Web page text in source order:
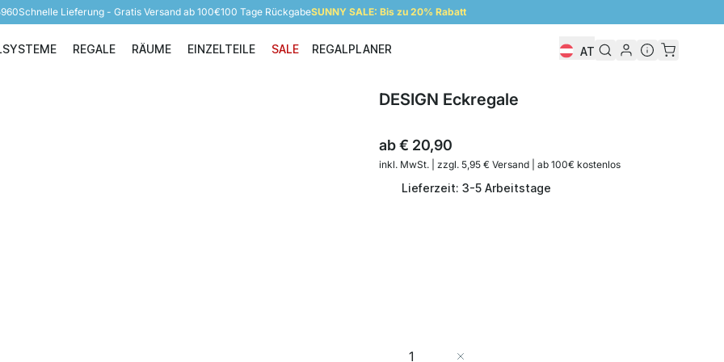
Schnelle Lieferung - Gratis Versand ab 100€100 Tage RückgabeSUNNY SALE: Bis zu 20% Rabatt
Regalsysteme
REGALE
Regale
RÄUME
Räume
EINZELTEILE
Einzelteile
SALE REGALPLANER AT
DESIGN Eckregale
ab€ 20,90
inkl. MwSt. | zzgl. 5,95 € Versand | ab 100€ kostenlos
Lieferzeit: 3-5 Arbeitstage
Menge